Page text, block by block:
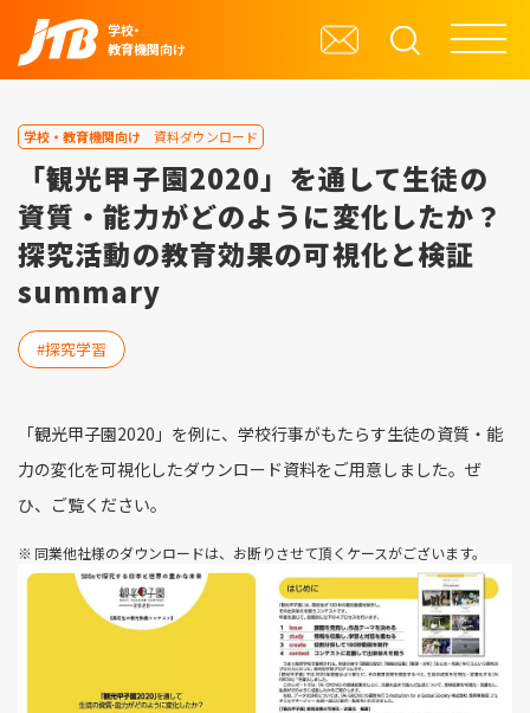
学校・
教育機関向け
学校・教育機関向け 資料ダウンロード
「観光甲子園2020」を通して生徒の
資質・能力がどのように変化したか？
探究活動の教育効果の可視化と検証
summary
探究学習
「観光甲子園2020」を例に、学校行事がもたらす生徒の資質・能
力の変化を可視化したダウンロード資料をご用意しました。ぜ
ひ、ご覧ください。
同業他社様のダウンロードは、お断りさせて頂くケースがございます。